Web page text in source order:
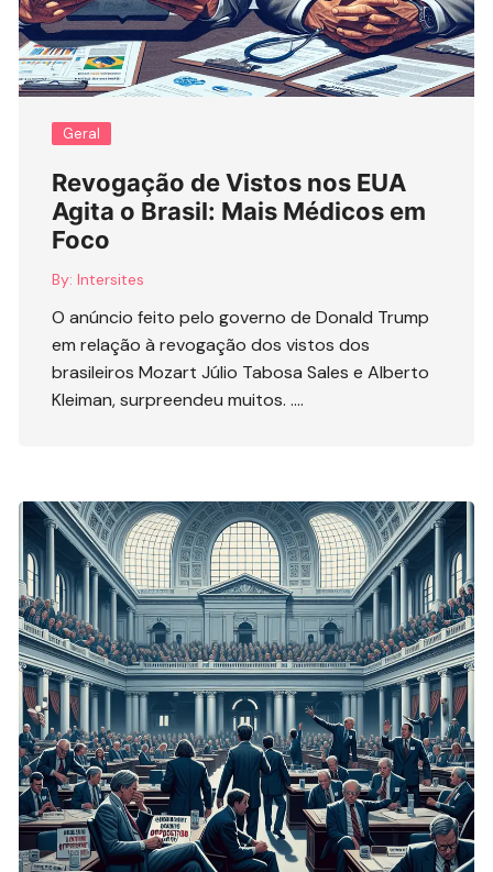
Geral
Revogação de Vistos nos EUA
Agita o Brasil: Mais Médicos em
Foco
By: Intersites
O anúncio feito pelo governo de Donald Trump
em relação à revogação dos vistos dos
brasileiros Mozart Júlio Tabosa Sales e Alberto
Kleiman, surpreendeu muitos. ….